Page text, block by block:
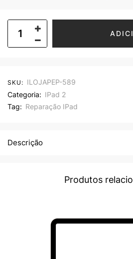
SKU: ILOJAPEP-589
Categoria: IPad 2
Tag: Reparação IPad
Descrição
Produtos